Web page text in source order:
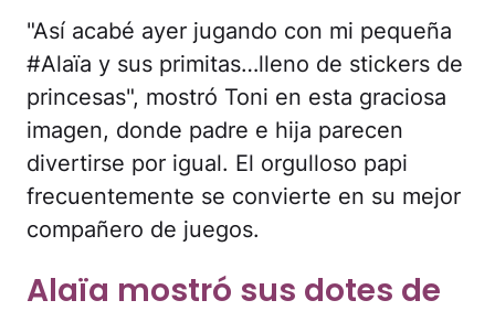
"Así acabé ayer jugando con mi pequeña
#Alaïa y sus primitas…lleno de stickers de
princesas", mostró Toni en esta graciosa
imagen, donde padre e hija parecen
divertirse por igual. El orgulloso papi
frecuentemente se convierte en su mejor
compañero de juegos.
Alaïa mostró sus dotes de